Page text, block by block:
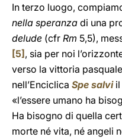
In terzo luogo,
nella speranza di una
delude (cfr Rm 5,5),
[5] , sia per noi
verso la vittoria
nell’Enciclica Spe salviil
«l’essere umano ha
Ha bisogno di quella
morte né vita, né angeli